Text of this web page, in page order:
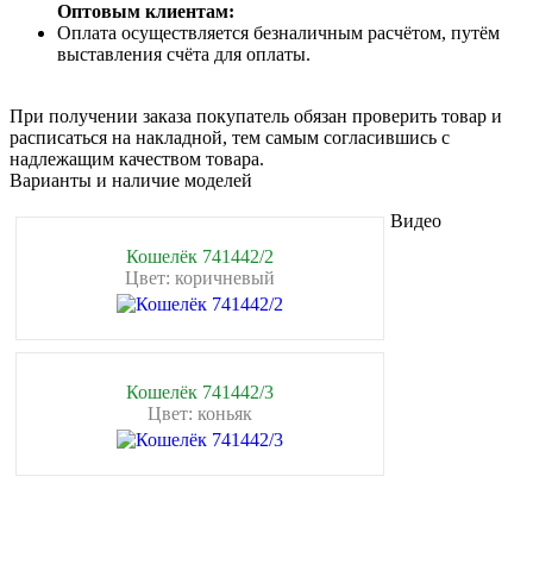
Оптовым клиентам:
Оплата осуществляется безналичным расчётом, путём
выставления счёта для оплаты.
При получении заказа покупатель обязан проверить товар и
расписаться на накладной, тем самым согласившись с
надлежащим качеством товара.
Варианты и наличие моделей
Кошелёк 741442/2
Цвет: коричневый
Кошелёк 741442/3
Цвет: коньяк
Видео